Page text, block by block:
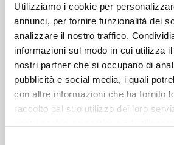
Utilizziamo i cookie per
annunci, per fornire funzionalità dei
analizzare il nostro traffico.
informazioni sul modo in cui utilizza
nostri partner che si occupano di
pubblicità e social media, i quali
con altre informazioni che ha fornito
raccolto dal suo utilizzo dei loro
CONTATTACI
Pezzi per cartone
Cartoni per pallet